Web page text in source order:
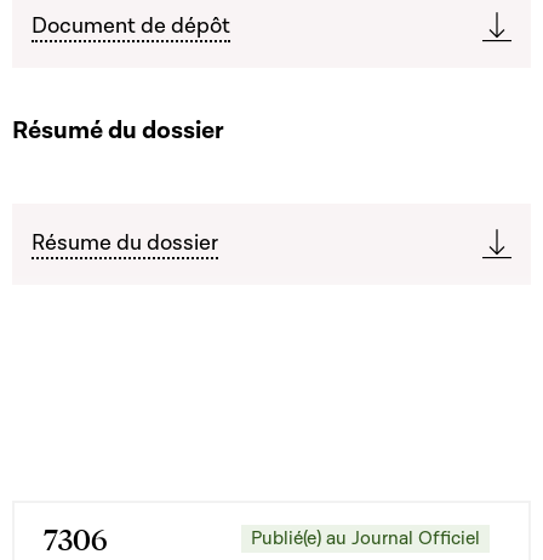
Document de dépôt
Résumé du dossier
Résume du dossier
7306
Publié(e) au Journal Officiel